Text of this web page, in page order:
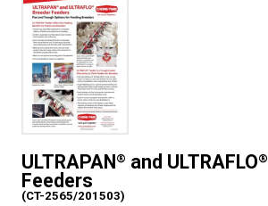
ULTRAPAN® and ULTRAFLO®
Feeders
(CT-2565/201503)